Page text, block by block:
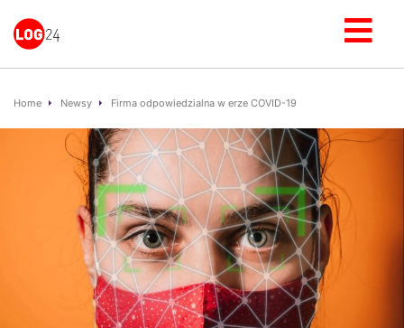
Home Newsy Firma odpowiedzialna w erze COVID-19